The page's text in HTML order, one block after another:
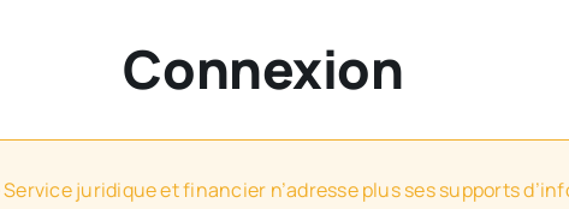
Connexion
juridique et financier n’adresse plus ses supports